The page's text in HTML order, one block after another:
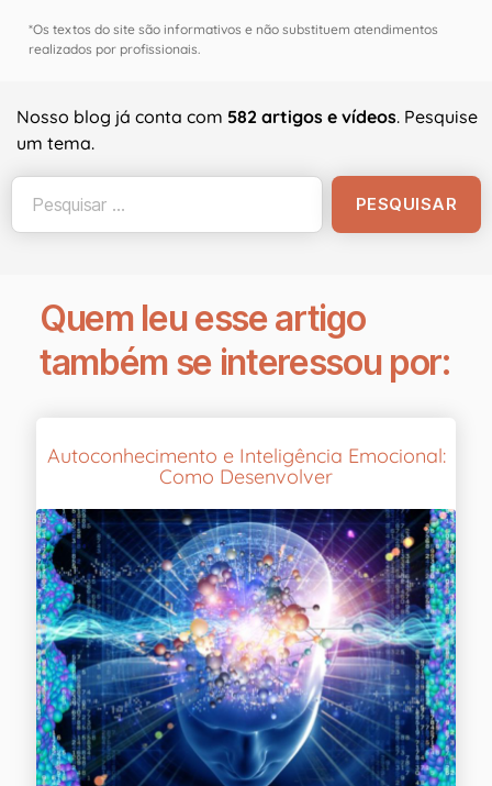
*Os textos do site são informativos e não substituem atendimentos
realizados por profissionais.
Nosso blog já conta com 582 artigos e vídeos. Pesquise
um tema.
Quem leu esse artigo
também se interessou por:
Autoconhecimento e Inteligência Emocional:
Como Desenvolver